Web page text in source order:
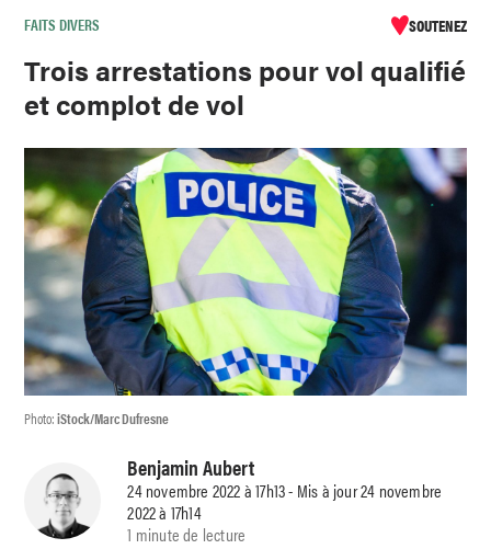
FAITS DIVERS SOUTENEZ
Trois arrestations pour vol qualifié
et complot de vol
Photo:iStock/Marc Dufresne
Benjamin Aubert
24 novembre 2022 à 17h13 - Mis à jour 24 novembre
2022 à 17h14
1 minute de lecture